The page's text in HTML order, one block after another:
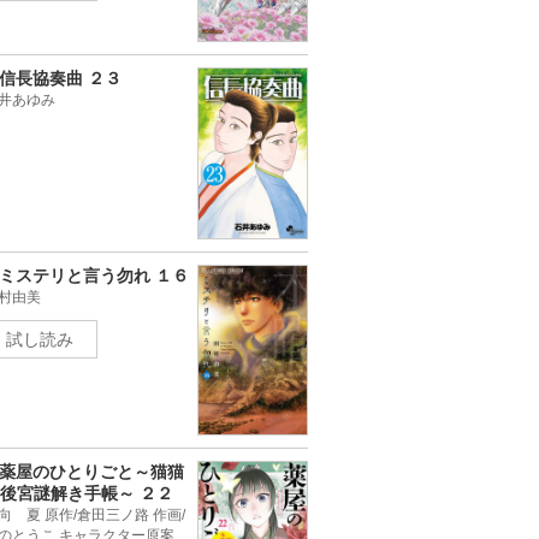
信長協奏曲 ２３
あゆみ
ミステリと言う勿れ １６
由美
試し読み
薬屋のひとりごと～猫猫
宮謎解き手帳～ ２２
夏 原作/倉田三ノ路 作画/